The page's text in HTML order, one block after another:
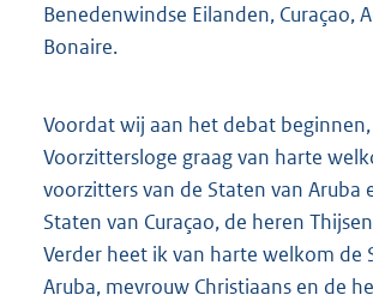
Benedenwindse Eilanden, Curaçao,
Bonaire.
Voordat wij aan het debat
Voorzittersloge graag van harte
voorzitters van de Staten van Aruba
Staten van Curaçao, de heren
Verder heet ik van harte welkom de
Aruba, mevrouw Christiaans en de